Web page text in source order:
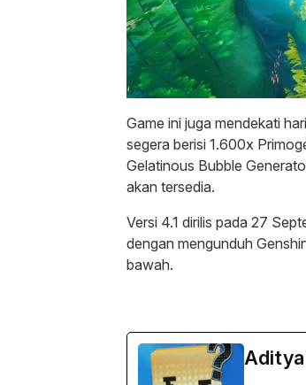
Game ini juga mendekati
segera berisi 1.600x
Gelatinous Bubble
akan tersedia.
Versi 4.1 dirilis pada 27
dengan mengunduh
bawah.